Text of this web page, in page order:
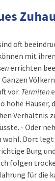
oft
mit
errichten
vor. Termiten
hohe Häuser,
Verhältnis
- Oder
Dort legt
Burg
folgen
für die